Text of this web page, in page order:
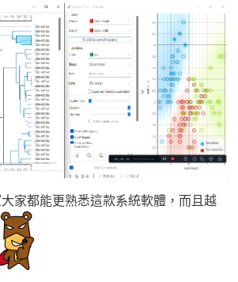
家都能更熟悉這款系統軟體，而且越